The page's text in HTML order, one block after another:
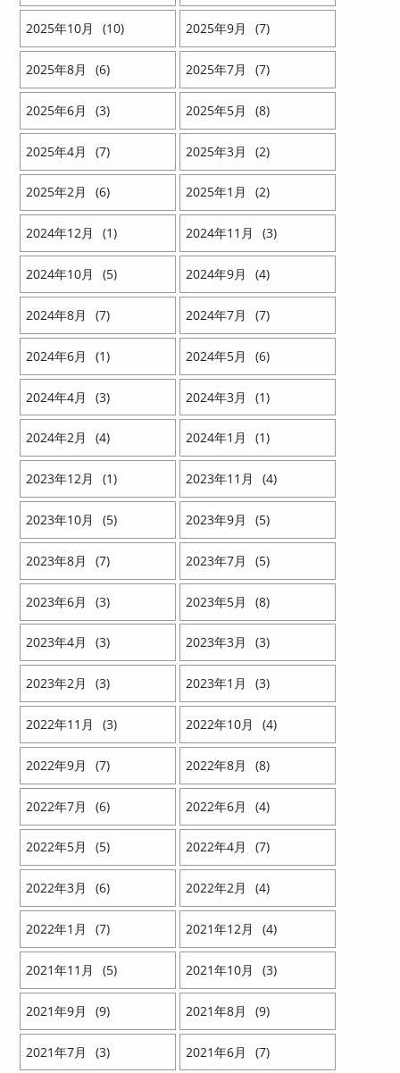
2025 10 10 2025 9 7
2025 8 6 2025 7 7
2025 6 3 2025 5 8
2025 4 7 2025 3 2
2025 2 6 2025 1 2
2024 12 1 2024 11 3
2024 10 5 2024 9 4
2024 8 7 2024 7 7
2024 6 1 2024 5 6
2024 4 3 2024 3 1
2024 2 4 2024 1 1
2023 12 1 2023 11 4
2023 10 5 2023 9 5
2023 8 7 2023 7 5
2023 6 3 2023 5 8
2023 4 3 2023 3 3
2023 2 3 2023 1 3
2022 11 3 2022 10 4
2022 9 7 2022 8 8
2022 7 6 2022 6 4
2022 5 5 2022 4 7
2022 3 6 2022 2 4
2022 1 7 2021 12 4
2021 11 5 2021 10 3
2021 9 9 2021 8 9
2021 7 3 2021 6 7